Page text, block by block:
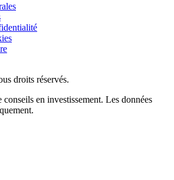
droits réservés.
en investissement. Les données